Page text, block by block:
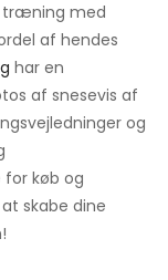
træning med
af hendes
har en
af snesevis af
og
køb og
skabe dine